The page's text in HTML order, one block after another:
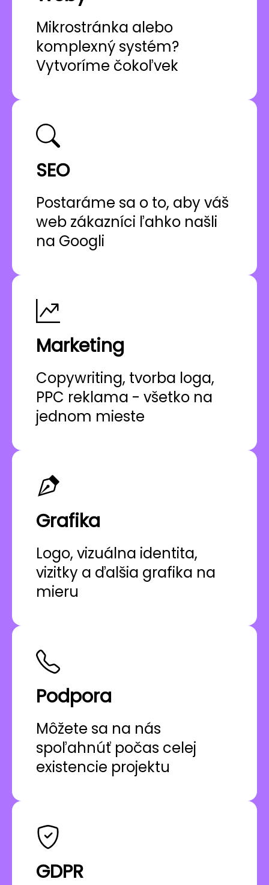
Mikrostránka alebo
komplexný systém?
Vytvoríme čokoľvek
SEO
Postaráme sa o to, aby váš
web zákazníci ľahko našli
na Googli
Marketing
Copywriting, tvorba loga,
PPC reklama - všetko na
jednom mieste
Grafika
Logo, vizuálna identita,
vizitky a ďalšia grafika na
mieru
Podpora
Môžete sa na nás
spoľahnúť počas celej
existencie projektu
GDPR